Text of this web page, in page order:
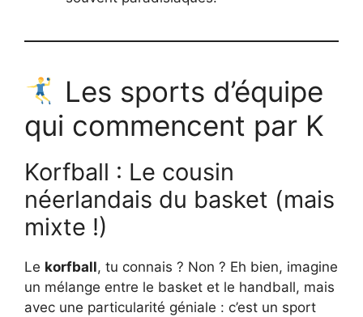
Les sports d’équipe
qui commencent par K
Korfball : Le cousin
néerlandais du basket (mais
mixte !)
Le korfball, tu connais ? Non ? Eh bien, imagine
un mélange entre le basket et le handball, mais
avec une particularité géniale : c’est un sport